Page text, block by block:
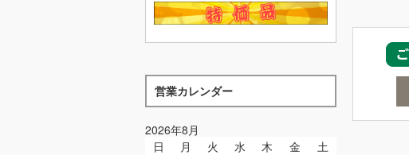
営業カレンダー
2026年8月
日
月 火 水 木 金
土